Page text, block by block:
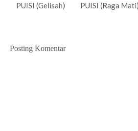
PUISI (Gelisah) PUISI (Raga Mati)
Posting Komentar